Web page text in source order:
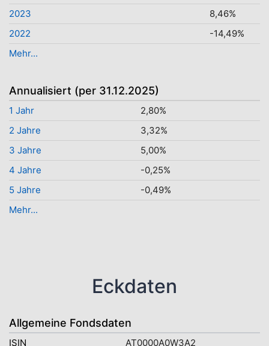
2023
8,46%
2022
-14,49%
Mehr...
Annualisiert (per 31.12.2025)
1 Jahr
2,80%
2 Jahre
3,32%
3 Jahre
5,00%
4 Jahre
-0,25%
5 Jahre
-0,49%
Mehr...
Eckdaten
Allgemeine Fondsdaten
ISIN AT0000A0W3A2